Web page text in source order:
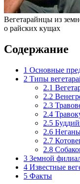
Вегетарайнцы из
о райских кущах
Содержание
1 Основные
2 Типы
2.1
2.2
2.3
2.4
2.5
2.6
2.7
2.8
3 Земной
4 Известные
5 Факты